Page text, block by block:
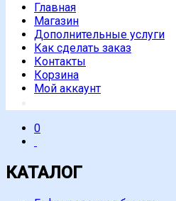
Главная
Магазин
Дополнительные услуги
Как сделать заказ
Контакты
Корзина
Мой аккаунт
0
КАТАЛОГ